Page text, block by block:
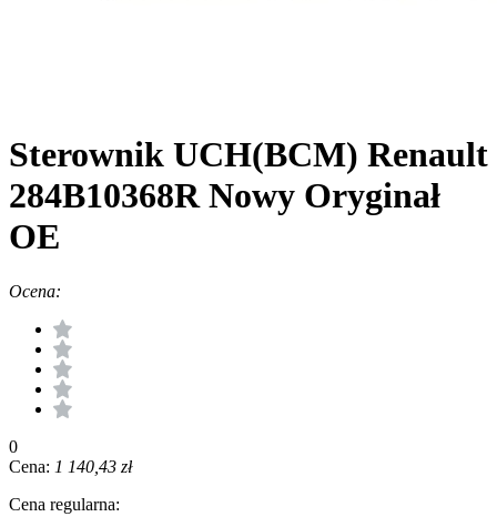
Sterownik UCH(BCM) Renault
284B10368R Nowy Oryginał
OE
Ocena:
0
Cena: 1 140,43 zł
Cena regularna: